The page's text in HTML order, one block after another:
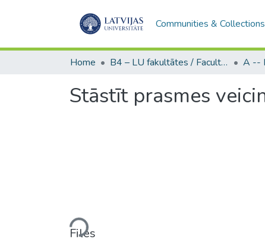
Communities & Collections
Home B4 – LU fakultātes / Faculties of the UL
Stāstīt prasmes
Loading...
Files